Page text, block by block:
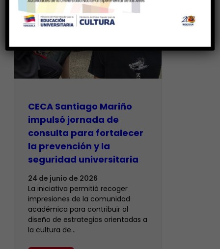
CECA Santiago Mariño
impulsó jornada de
consulta para fortalecer
la prevención y la
seguridad universitaria
24 de junio de 2026
La iniciativa permitió recoger
impresiones de la comunidad
académica para contribuir al
diseño de estrategias orientadas a
la cultura de…